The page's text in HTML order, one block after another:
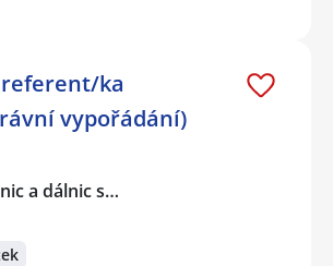
ka
vypořádání)
a dálnic s…